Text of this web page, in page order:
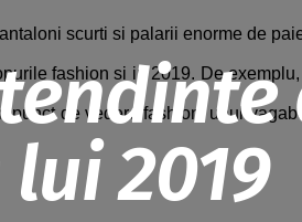
2019
scurti si palarii enorme de
fashion si in 2019. De
de vedere fashion: unul